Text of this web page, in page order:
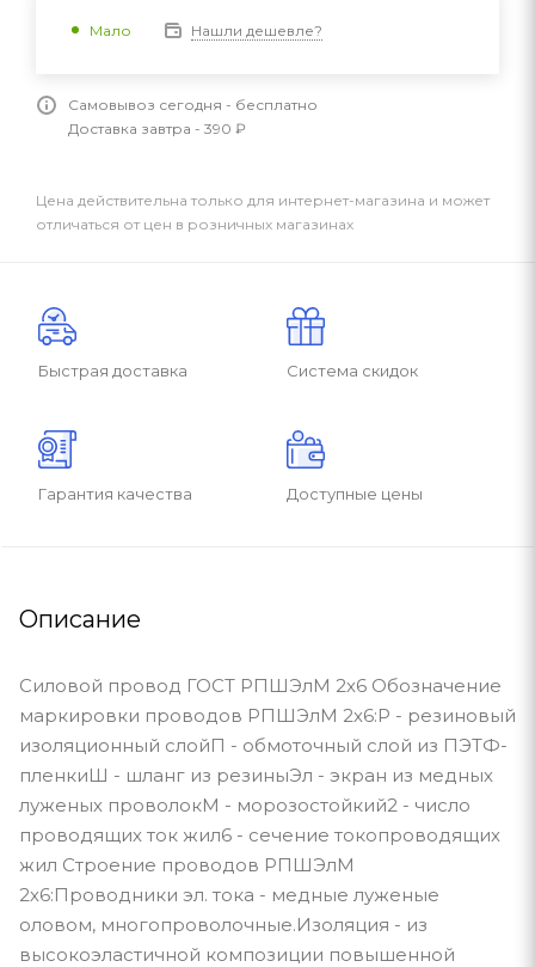
Мало Нашли дешевле?
Самовывоз сегодня - бесплатно
Доставка завтра - 390 ₽
Цена действительна только для интернет-магазина и может
отличаться от цен в розничных магазинах
Быстрая доставка Система скидок
Гарантия качества Доступные цены
Описание
Силовой провод ГОСТ РПШЭлМ 2х6 Обозначение
маркировки проводов РПШЭлМ 2х6:Р - резиновый
изоляционный слойП - обмоточный слой из ПЭТФ-
пленкиШ - шланг из резиныЭл - экран из медных
луженых проволокМ - морозостойкий2 - число
проводящих ток жил6 - сечение токопроводящих
жил Строение проводов РПШЭлМ
2х6:Проводники эл. тока - медные луженые
оловом, многопроволочные.Изоляция - из
высокоэластичной композиции повышенной